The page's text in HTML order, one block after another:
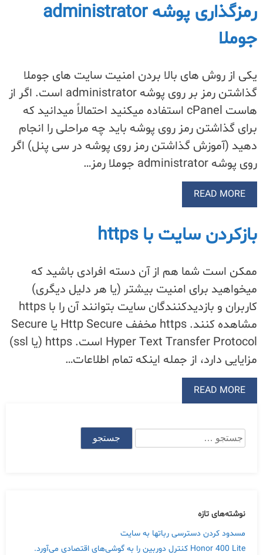
رمزگذاری پوشه administrator
جوملا
یکی از روش های بالا بردن امنیت سایت های جوملا
گذاشتن رمز بر روی پوشه administrator است. اگر از
هاست cPanel استفاده میکنید احتمالاً میدانید که
برای گذاشتن رمز روی پوشه باید چه مراحلی را انجام
دهید (آموزش گذاشتن رمز روی پوشه در سی پنل) اگر
روی پوشه administrator جوملا رمز…
READ MORE
بازکردن سایت با https
ممکن است شما هم از آن دسته افرادی باشید که
میخواهید برای امنیت بیشتر (یا هر دلیل دیگری)
کاربران و بازدیدکنندگان سایت بتوانند آن را با https
مشاهده کنند. https مخفف Http Secure یا Secure
Hyper Text Transfer Protocol است. https (یا ssl)
مزایایی دارد، از جمله اینکه تمام اطلاعات…
READ MORE
جستجو
برای:
نوشته‌های تازه
مسدود کردن دسترسی رباتها به سایت
Honor 400 Lite کنترل دوربین را به گوشی‌های اقتصادی می‌آورد.